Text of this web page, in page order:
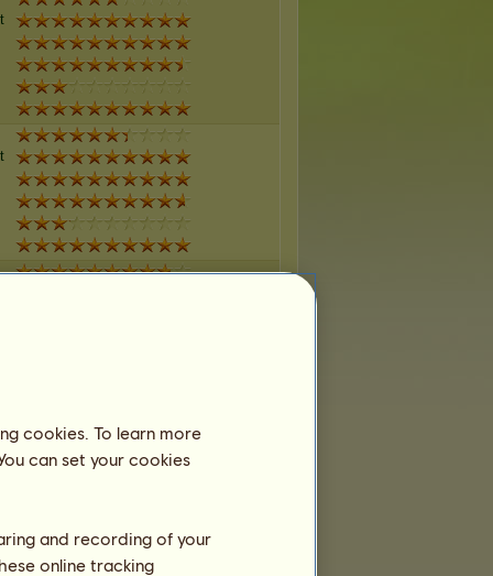
cookies. To learn more
can set your cookies
and recording of your
online tracking